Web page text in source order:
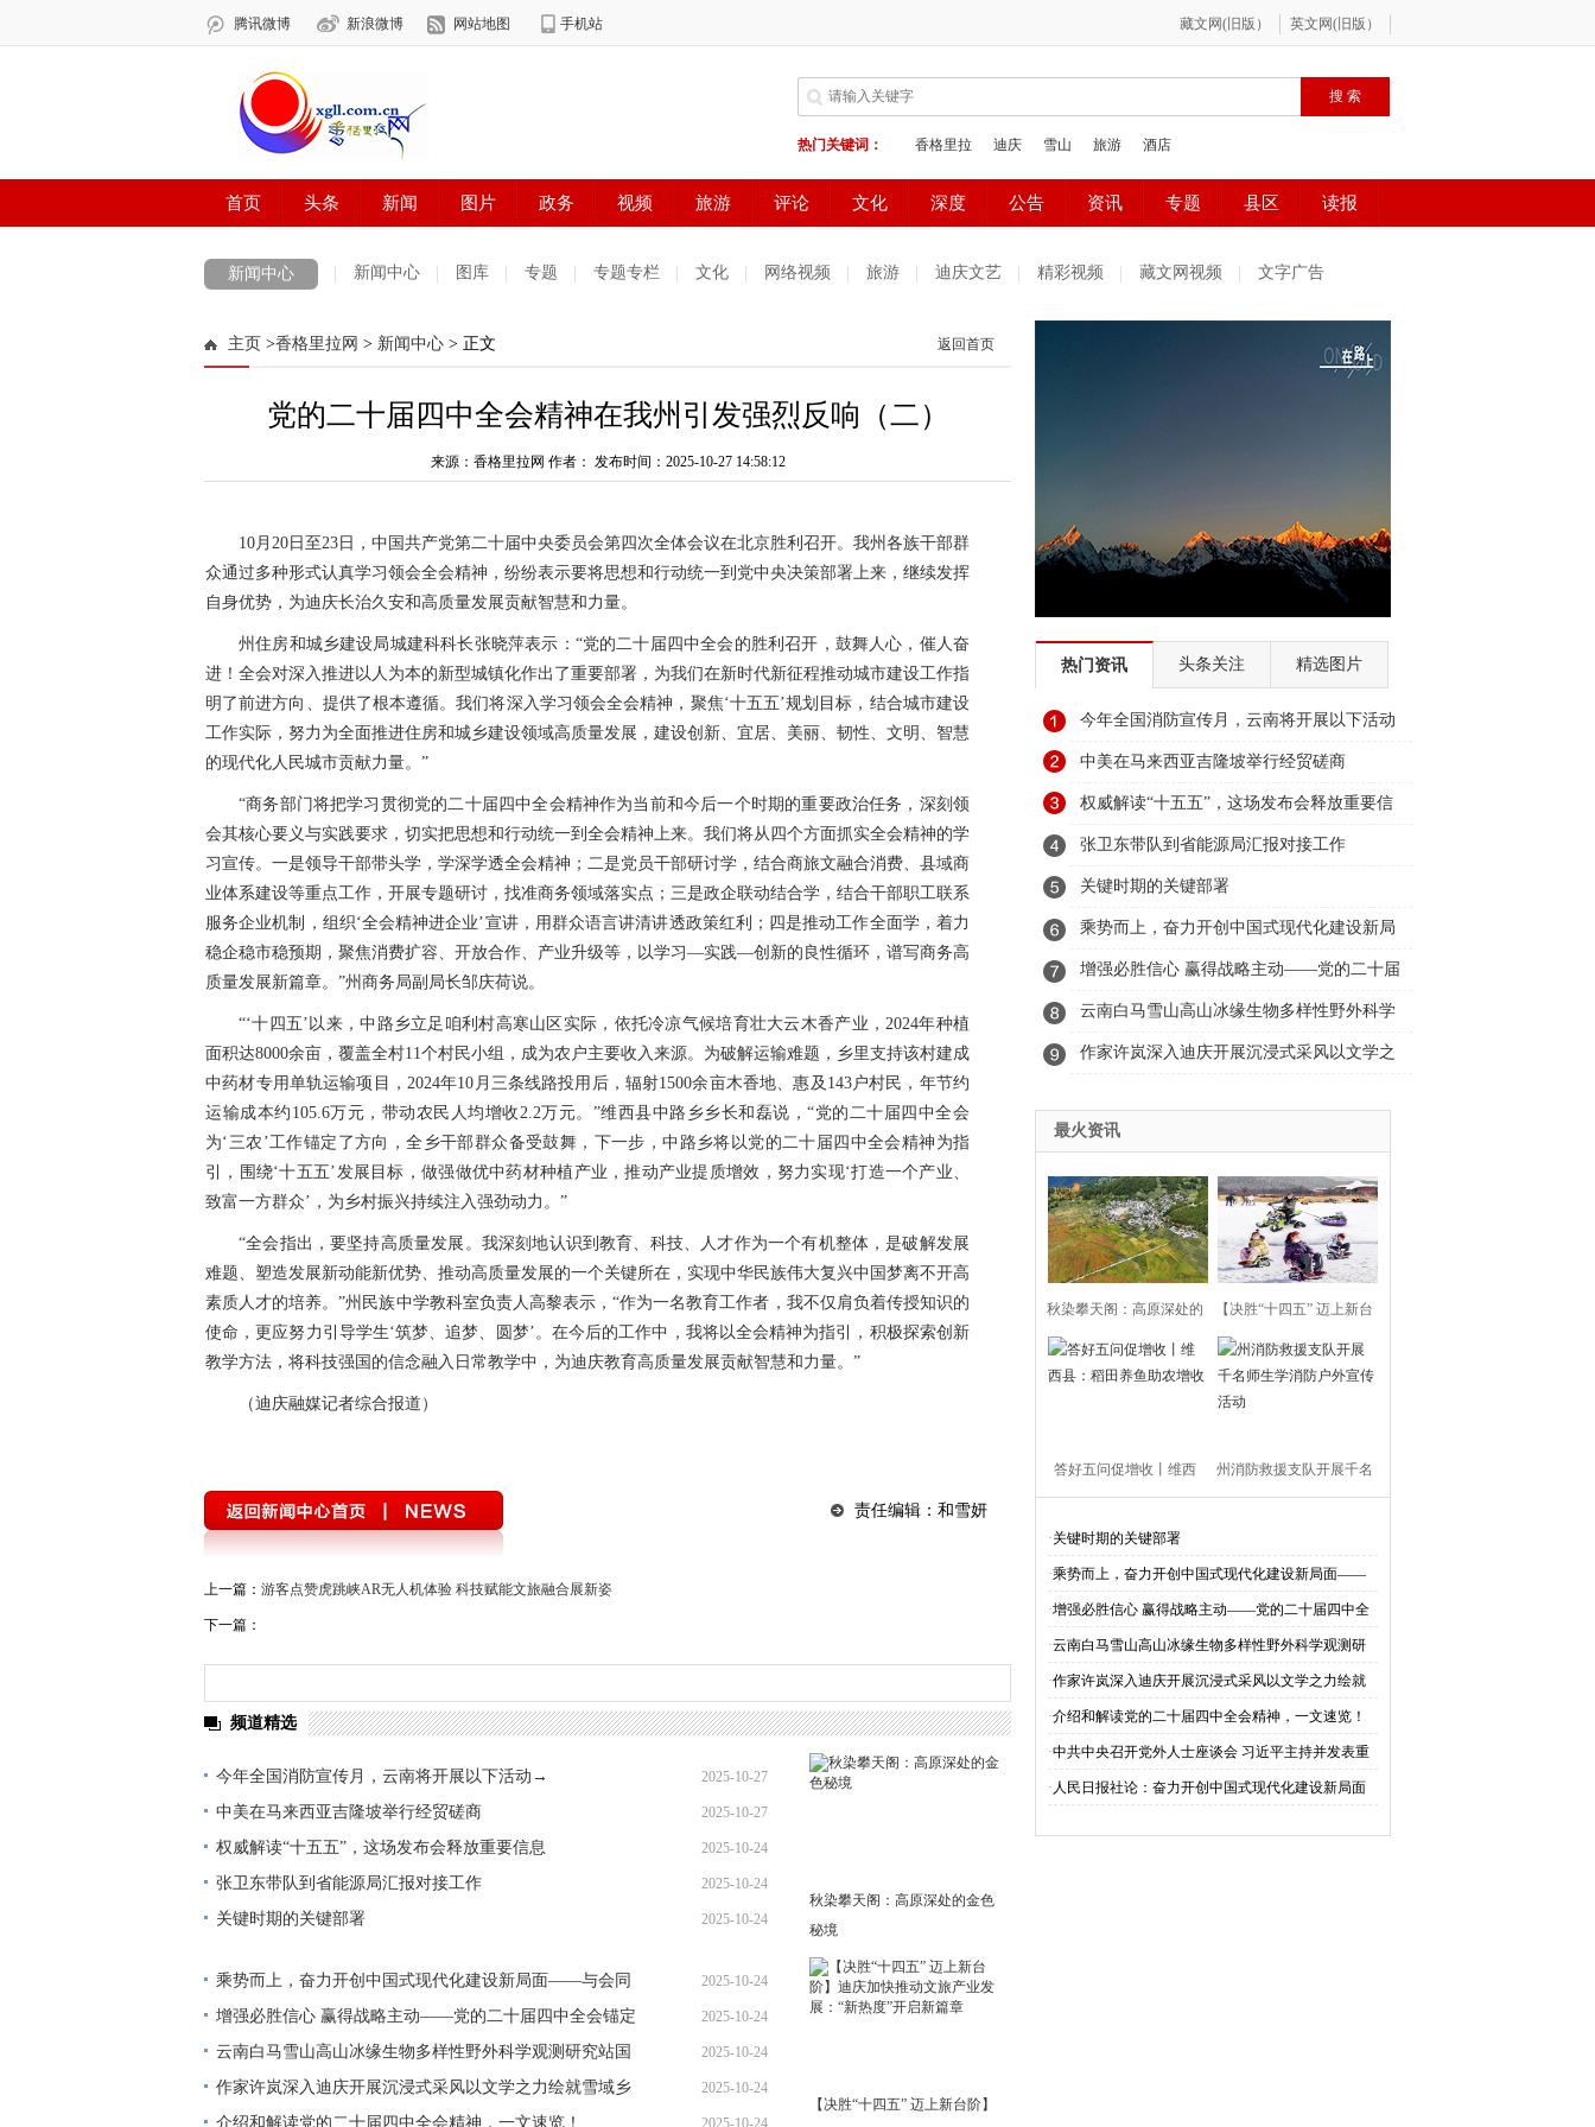
新闻中心 新闻中心 图库 专题 专题专栏 文化 网络视频 旅游 迪庆文艺 精彩视频 藏文网视频 文字广告
社区精选 魅力古镇 百姓感受
法治迪庆
主页 >香格里拉网 > 新闻中心 > 正文 返回首页
党的二十届四中全会精神在我州引发强烈反响（二）
来源：香格里拉网 作者： 发布时间：2025-10-27 14:58:12
10月20日至23日，中国共产党第二十届中央委员会第四次全体会议在北京胜利召开。我州各族干部群
众通过多种形式认真学习领会全会精神，纷纷表示要将思想和行动统一到党中央决策部署上来，继续发挥
自身优势，为迪庆长治久安和高质量发展贡献智慧和力量。
州住房和城乡建设局城建科科长张晓萍表示：“党的二十届四中全会的胜利召开，鼓舞人心，催人奋
进！全会对深入推进以人为本的新型城镇化作出了重要部署，为我们在新时代新征程推动城市建设工作指
明了前进方向、提供了根本遵循。我们将深入学习领会全会精神，聚焦‘十五五’规划目标，结合城市建设
工作实际，努力为全面推进住房和城乡建设领域高质量发展，建设创新、宜居、美丽、韧性、文明、智慧
的现代化人民城市贡献力量。”
“商务部门将把学习贯彻党的二十届四中全会精神作为当前和今后一个时期的重要政治任务，深刻领
会其核心要义与实践要求，切实把思想和行动统一到全会精神上来。我们将从四个方面抓实全会精神的学
习宣传。一是领导干部带头学，学深学透全会精神；二是党员干部研讨学，结合商旅文融合消费、县域商
业体系建设等重点工作，开展专题研讨，找准商务领域落实点；三是政企联动结合学，结合干部职工联系
服务企业机制，组织‘全会精神进企业’宣讲，用群众语言讲清讲透政策红利；四是推动工作全面学，着力
稳企稳市稳预期，聚焦消费扩容、开放合作、产业升级等，以学习—实践—创新的良性循环，谱写商务高
质量发展新篇章。”州商务局副局长邹庆荷说。
“‘十四五’以来，中路乡立足咱利村高寒山区实际，依托冷凉气候培育壮大云木香产业，2024年种植
面积达8000余亩，覆盖全村11个村民小组，成为农户主要收入来源。为破解运输难题，乡里支持该村建成
中药材专用单轨运输项目，2024年10月三条线路投用后，辐射1500余亩木香地、惠及143户村民，年节约
运输成本约105.6万元，带动农民人均增收2.2万元。”维西县中路乡乡长和磊说，“党的二十届四中全会
为‘三农’工作锚定了方向，全乡干部群众备受鼓舞，下一步，中路乡将以党的二十届四中全会精神为指
引，围绕‘十五五’发展目标，做强做优中药材种植产业，推动产业提质增效，努力实现‘打造一个产业、
致富一方群众’，为乡村振兴持续注入强劲动力。”
“全会指出，要坚持高质量发展。我深刻地认识到教育、科技、人才作为一个有机整体，是破解发展
难题、塑造发展新动能新优势、推动高质量发展的一个关键所在，实现中华民族伟大复兴中国梦离不开高
素质人才的培养。”州民族中学教科室负责人高黎表示，“作为一名教育工作者，我不仅肩负着传授知识的
使命，更应努力引导学生‘筑梦、追梦、圆梦’。在今后的工作中，我将以全会精神为指引，积极探索创新
教学方法，将科技强国的信念融入日常教学中，为迪庆教育高质量发展贡献智慧和力量。”
（迪庆融媒记者综合报道）
责任编辑：和雪妍
上一篇： 游客点赞虎跳峡AR无人机体验 科技赋能文旅融合展新姿
下一篇：
频道精选
今年全国消防宣传月，云南将开展以下活动→ 2025-10-27
中美在马来西亚吉隆坡举行经贸磋商 2025-10-27
权威解读“十五五”，这场发布会释放重要信息 2025-10-24
张卫东带队到省能源局汇报对接工作 2025-10-24
关键时期的关键部署 2025-10-24
乘势而上，奋力开创中国式现代化建设新局面——与会同
志谈贯彻落实党的二十届四中全会精神
2025-10-24
增强必胜信心 赢得战略主动——党的二十届四中全会锚定
中国式现代化发展新目标
2025-10-24
云南白马雪山高山冰缘生物多样性野外科学观测研究站国
家标准宣贯公益活动在香格里拉举办
2025-10-24
作家许岚深入迪庆开展沉浸式采风以文学之力绘就雪域乡
村新画卷
2025-10-24
介绍和解读党的二十届四中全会精神，一文速览！ 2025-10-24
秋染攀天阁：高原深处的金色
秘境
【决胜“十四五” 迈上新台阶】
热门资讯 头条关注 精选图片
今年全国消防宣传月，云南将开展以下活动
→
中美在马来西亚吉隆坡举行经贸磋商
权威解读“十五五”，这场发布会释放重要信
息
张卫东带队到省能源局汇报对接工作
关键时期的关键部署
乘势而上，奋力开创中国式现代化建设新局
面——与会同志谈贯彻落实党的二十届四中
全会精神
增强必胜信心 赢得战略主动——党的二十届
四中全会锚定中国式现代化发展新目标
云南白马雪山高山冰缘生物多样性野外科学
观测研究站国家标准宣贯公益活动在香格里
作家许岚深入迪庆开展沉浸式采风以文学之
最火资讯
秋染攀天阁：高原深处的 【决胜“十四五” 迈上新台
篇章
答好五问促增收丨维西 州消防救援支队开展千名
·关键时期的关键部署
·乘势而上，奋力开创中国式现代化建设新局面——
与会同志谈贯彻落实党的二十届四中全会精神
·增强必胜信心 赢得战略主动——党的二十届四中全
会锚定中国式现代化发展新目标
·云南白马雪山高山冰缘生物多样性野外科学观测研
究站国家标准宣贯公益活动在香格里拉举办
·作家许岚深入迪庆开展沉浸式采风以文学之力绘就
雪域乡村新画卷
·介绍和解读党的二十届四中全会精神，一文速览！
·中共中央召开党外人士座谈会 习近平主持并发表重
要讲话
· 人民日报社论：奋力开创中国式现代化建设新局面